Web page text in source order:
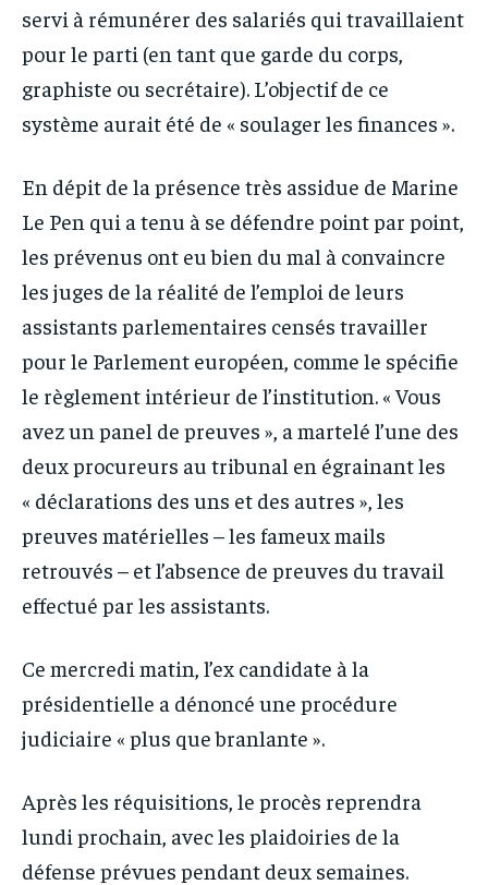
servi à rémunérer des salariés qui travaillaient
pour le parti (en tant que garde du corps,
graphiste ou secrétaire). L’objectif de ce
système aurait été de « soulager les finances ».
En dépit de la présence très assidue de Marine
Le Pen qui a tenu à se défendre point par point,
les prévenus ont eu bien du mal à convaincre
les juges de la réalité de l’emploi de leurs
assistants parlementaires censés travailler
pour le Parlement européen, comme le spécifie
le règlement intérieur de l’institution. « Vous
avez un panel de preuves », a martelé l’une des
deux procureurs au tribunal en égrainant les
« déclarations des uns et des autres », les
preuves matérielles – les fameux mails
retrouvés – et l’absence de preuves du travail
effectué par les assistants.
Ce mercredi matin, l’ex candidate à la
présidentielle a dénoncé une procédure
judiciaire « plus que branlante ».
Après les réquisitions, le procès reprendra
lundi prochain, avec les plaidoiries de la
défense prévues pendant deux semaines.